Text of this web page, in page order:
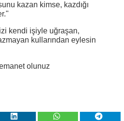
kazan kimse, kazdığı
kendi işiyle uğraşan,
kullarından eylesin
olunuz